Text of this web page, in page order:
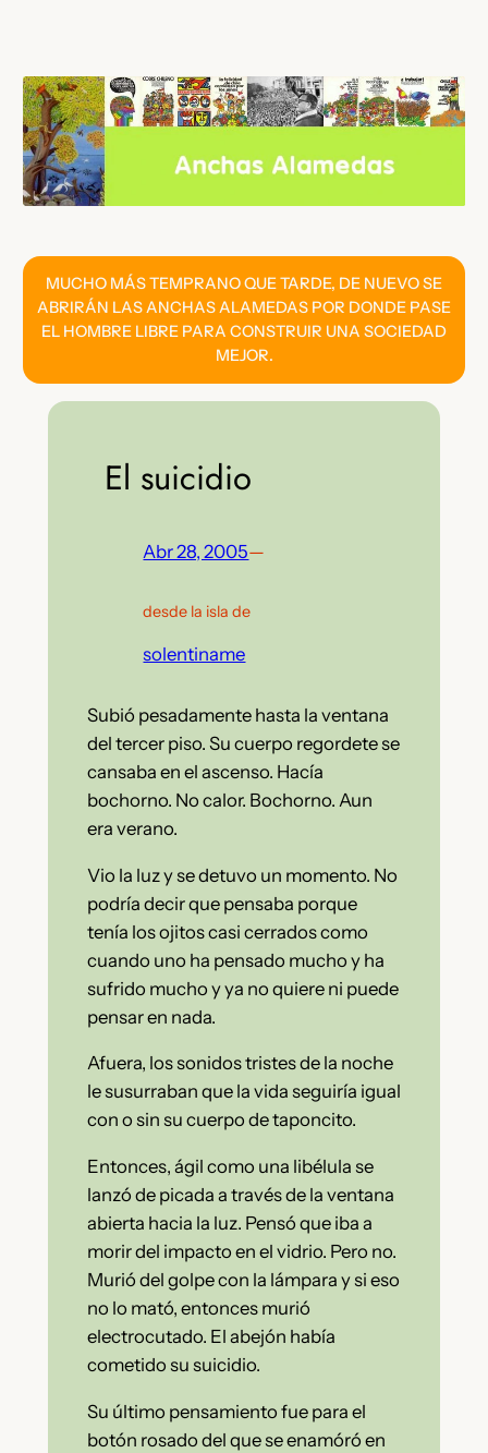
contenido
MUCHO MÁS TEMPRANO QUE TARDE, DE NUEVO SE
ABRIRÁN LAS ANCHAS ALAMEDAS POR DONDE PASE
EL HOMBRE LIBRE PARA CONSTRUIR UNA SOCIEDAD
MEJOR.
El suicidio
Abr 28, 2005—
desde la isla de
solentiname
Subió pesadamente hasta la ventana
del tercer piso. Su cuerpo regordete se
cansaba en el ascenso. Hacía
bochorno. No calor. Bochorno. Aun
era verano.
Vio la luz y se detuvo un momento. No
podría decir que pensaba porque
tenía los ojitos casi cerrados como
cuando uno ha pensado mucho y ha
sufrido mucho y ya no quiere ni puede
pensar en nada.
Afuera, los sonidos tristes de la noche
le susurraban que la vida seguiría igual
con o sin su cuerpo de taponcito.
Entonces, ágil como una libélula se
lanzó de picada a través de la ventana
abierta hacia la luz. Pensó que iba a
morir del impacto en el vidrio. Pero no.
Murió del golpe con la lámpara y si eso
no lo mató, entonces murió
electrocutado. El abejón había
cometido su suicidio.
Su último pensamiento fue para el
botón rosado del que se enamóró en